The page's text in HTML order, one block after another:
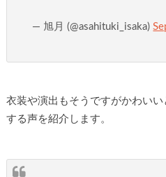
— 旭月 (@asahituki_isaka)
衣装や演出もそうですがかわい
する声を紹介します。